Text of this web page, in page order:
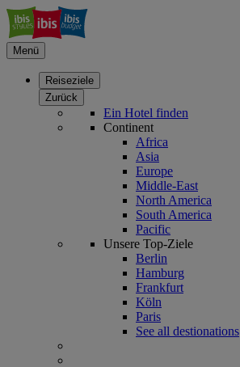
Menü
Reiseziele
Zurück
Ein Hotel finden
Continent
Africa
Asia
Europe
Middle-East
North America
South America
Pacific
Unsere Top-Ziele
Berlin
Hamburg
Frankfurt
Köln
Paris
See all destionations